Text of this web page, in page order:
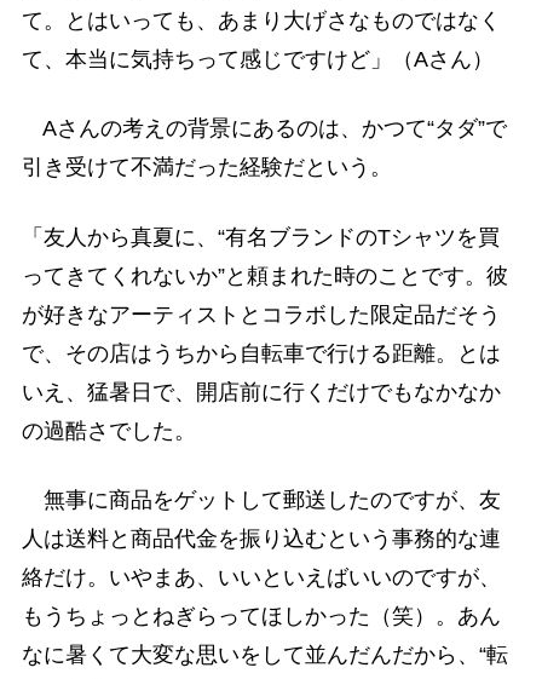
て。とはいっても、あまり大げさなものではなく
て、本当に気持ちって感じですけど」（Aさん）
Aさんの考えの背景にあるのは、かつて“タダ”で
引き受けて不満だった経験だという。
「友人から真夏に、“有名ブランドのTシャツを買
ってきてくれないか”と頼まれた時のことです。彼
が好きなアーティストとコラボした限定品だそう
で、その店はうちから自転車で行ける距離。とは
いえ、猛暑日で、開店前に行くだけでもなかなか
の過酷さでした。
無事に商品をゲットして郵送したのですが、友
人は送料と商品代金を振り込むという事務的な連
絡だけ。いやまあ、いいといえばいいのですが、
もうちょっとねぎらってほしかった（笑）。あん
なに暑くて大変な思いをして並んだんだから、“転